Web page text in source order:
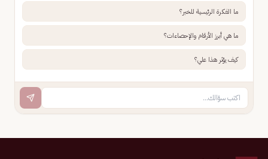
ما الفكرة الرئيسية للخبر؟
ما هي أبرز الأرقام والإحصاءات؟
كيف يؤثر هذا علي؟